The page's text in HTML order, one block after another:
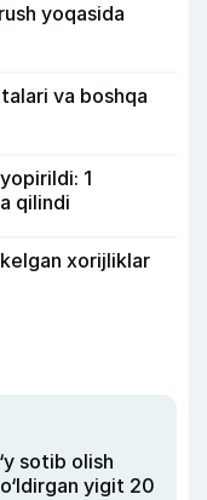
yoqasida
va boshqa
1
qilindi
xorijliklar
sotib olish
yigit 20